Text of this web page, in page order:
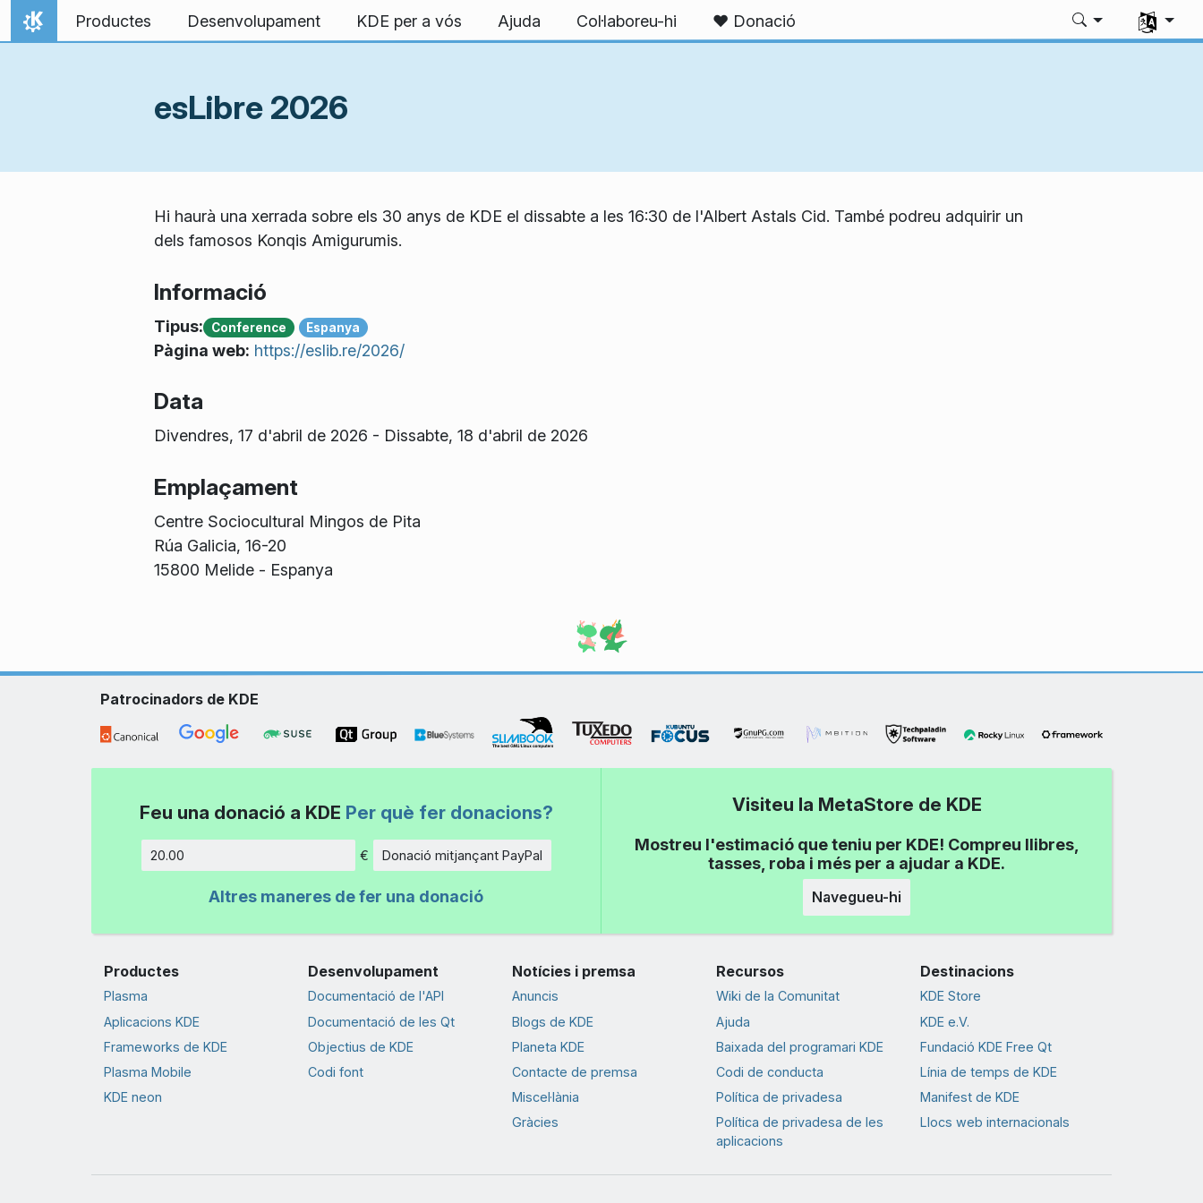
Salta al contingut
Inici
Productes Desenvolupament KDE per a vós Ajuda Col·laboreu-hi ❤️ Donació
esLibre 2026
Hi haurà una xerrada sobre els 30 anys de KDE el dissabte a les 16:30 de l'Albert Astals Cid. També podreu adquirir un
dels famosos Konqis Amigurumis.
Informació
Tipus: Conference Espanya
Pàgina web: https://eslib.re/2026/
Data
Divendres, 17 d'abril de 2026 - Dissabte, 18 d'abril de 2026
Emplaçament
Centre Sociocultural Mingos de Pita
Rúa Galicia, 16-20
15800 Melide - Espanya
Patrocinadors de KDE
Feu una donació a KDE Per què fer donacions?
Import
€ Donació mitjançant PayPal
Altres maneres de fer una donació
Visiteu la MetaStore de KDE
Mostreu l'estimació que teniu per KDE! Compreu llibres,
tasses, roba i més per a ajudar a KDE.
Navegueu-hi
Productes
Plasma
Aplicacions KDE
Frameworks de KDE
Plasma Mobile
KDE neon
Desenvolupament
Documentació de l'API
Documentació de les Qt
Objectius de KDE
Codi font
Notícies i premsa
Anuncis
Blogs de KDE
Planeta KDE
Contacte de premsa
Miscel·lània
Gràcies
Recursos
Wiki de la Comunitat
Ajuda
Baixada del programari KDE
Codi de conducta
Política de privadesa
Política de privadesa de les
aplicacions
Destinacions
KDE Store
KDE e.V.
Fundació KDE Free Qt
Línia de temps de KDE
Manifest de KDE
Llocs web internacionals